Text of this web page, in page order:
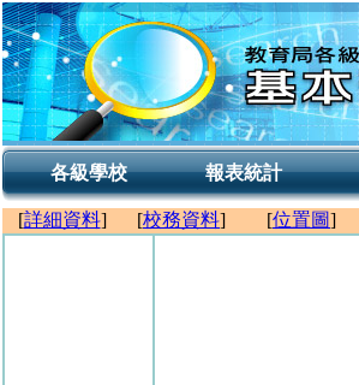
各級學校 報表統計
[詳細資料] [校務資料] [位置圖]